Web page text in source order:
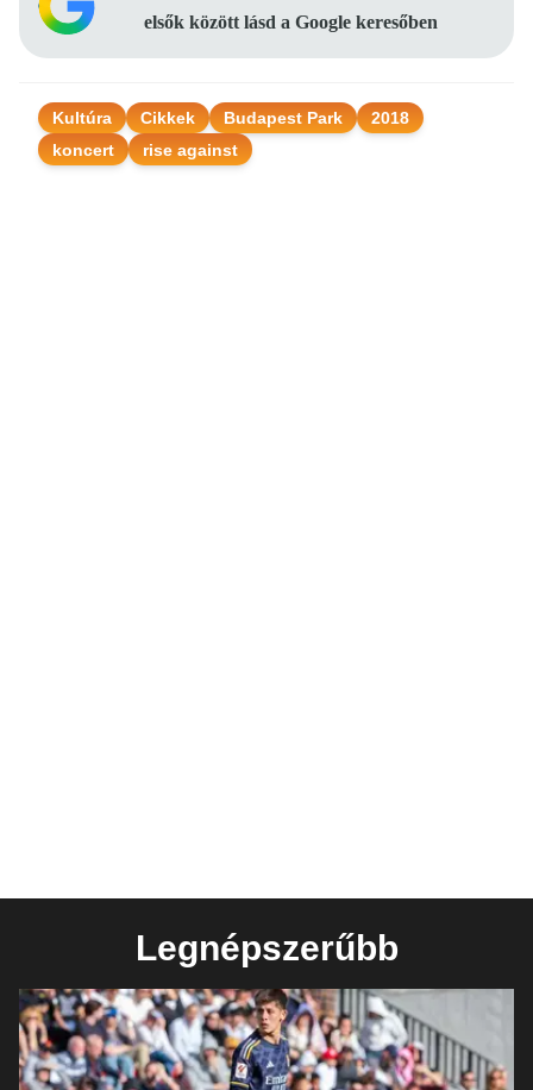
elsők között lásd a Google keresőben
Kultúra Cikkek Budapest Park
2018
koncert
rise against
Legnépszerűbb